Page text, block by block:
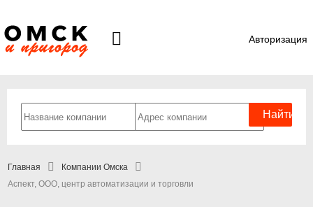
Авторизация
Главная
Компании Омска
Аспект, ООО, центр автоматизации и торговли